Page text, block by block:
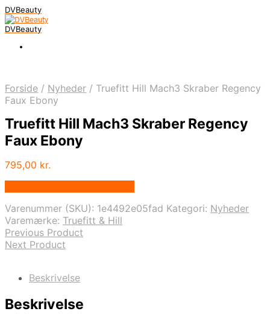
DVBeauty
DVBeauty
Forside / Nyheder / Truefitt Hill Mach3 Skraber Regency
Faux Ebony
Truefitt Hill Mach3 Skraber Regency
Faux Ebony
795,00 kr.
Varenummer (SKU): 1e4492e05fad Kategori: Nyheder
Varemærke: Truefitt & Hill
Previous Product
Next Product
Beskrivelse
Beskrivelse